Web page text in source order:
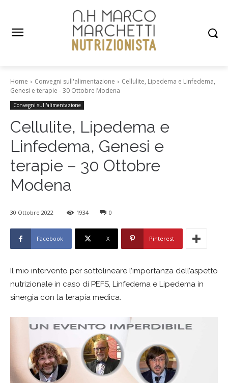
Home Convegni sull'alimentazione
Cellulite, Lipedema e Linfedema,
Genesi e terapie - 30 Ottobre Modena
Convegni sull'alimentazione
Cellulite, Lipedema e
Linfedema, Genesi e
terapie – 30 Ottobre
Modena
30 Ottobre 2022 1934 0
Facebook X Pinterest
Il mio intervento per sottolineare l’importanza dell’aspetto
nutrizionale in caso di PEFS, Linfedema e Lipedema in
sinergia con la terapia medica.